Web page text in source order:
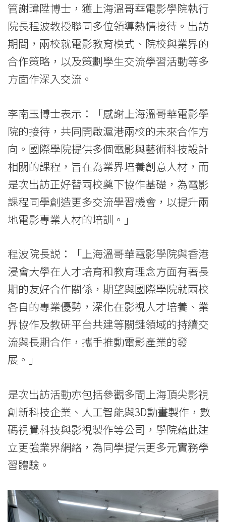
國
際
學
院
香
港
浸
會
大
學
管謝瑋陞博士，獲上海溫哥華電影學院執行
院長程波教授聯同多位領導熱情接待。出訪
期間，兩校就電影教育模式、院校與業界的
合作策略，以及策劃學生交流學習活動等多
方面作深入交流。
李南玉博士表示：「感謝上海溫哥華電影學
院的接待，共同開啟滬港兩校的未來合作方
向。國際學院提供多個電影與藝術科技設計
相關的課程，旨在為業界培養創意人材，而
是次出訪正好替兩校奠下協作基礎，為電影
課程同學創造更多交流學習機會，以提升兩
地電影專業人材的培訓。」
程波院長説：「上海溫哥華電影學院與香港
浸會大學在人才培育和教育理念方面有著長
期的友好合作關係，期望與國際學院就兩校
各自的專業優勢，深化在影視人才培養、業
界協作及教研平台共建等關鍵領域的持續交
流與長期合作，攜手推動電影產業的發
展。」
是次出訪活動亦包括參觀多間上海頂尖影視
創新科技企業、人工智能與3D動畫製作，數
碼視覺科技與影視製作等公司，學院藉此建
立更強業界網絡，為同學提供更多元實務學
習體驗。